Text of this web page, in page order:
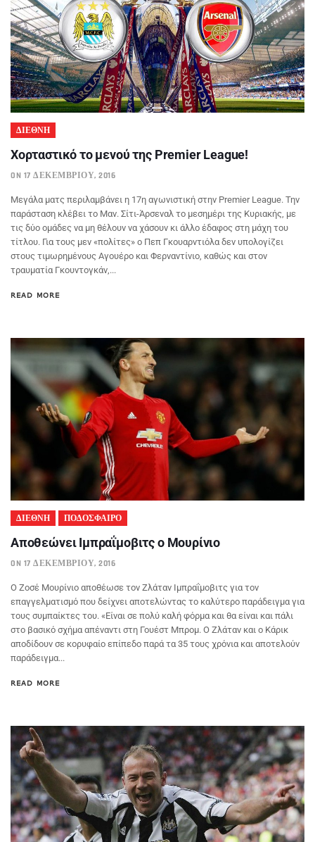
ΔΙΕΘΝΗ
Χορταστικό το μενού της Premier League!
ON 17 ΔΕΚΕΜΒΡΊΟΥ, 2016
Μεγάλα ματς περιλαμβάνει η 17η αγωνιστική στην Premier League. Την
παράσταση κλέβει το Μαν. Σίτι-Άρσεναλ το μεσημέρι της Κυριακής, με
τις δύο ομάδες να μη θέλουν να χάσουν κι άλλο έδαφος στη μάχη του
τίτλου. Για τους μεν «πολίτες» ο Πεπ Γκουαρντιόλα δεν υπολογίζει
στους τιμωρημένους Αγουέρο και Φερναντίνιο, καθώς και στον
τραυματία Γκουντογκάν,...
READ MORE
ΔΙΕΘΝΗ ΠΟΔΟΣΦΑΙΡΟ
Αποθεώνει Ιμπραΐμοβιτς ο Μουρίνιο
ON 17 ΔΕΚΕΜΒΡΊΟΥ, 2016
Ο Ζοσέ Μουρίνιο αποθέωσε τον Ζλάταν Ιμπραΐμοβιτς για τον
επαγγελματισμό που δείχνει αποτελώντας το καλύτερο παράδειγμα για
τους συμπαίκτες του. «Είναι σε πολύ καλή φόρμα και θα είναι και πάλι
στο βασικό σχήμα απέναντι στη Γουέστ Μπρομ. Ο Ζλάταν και ο Κάρικ
αποδίδουν σε κορυφαίο επίπεδο παρά τα 35 τους χρόνια και αποτελούν
παράδειγμα...
READ MORE